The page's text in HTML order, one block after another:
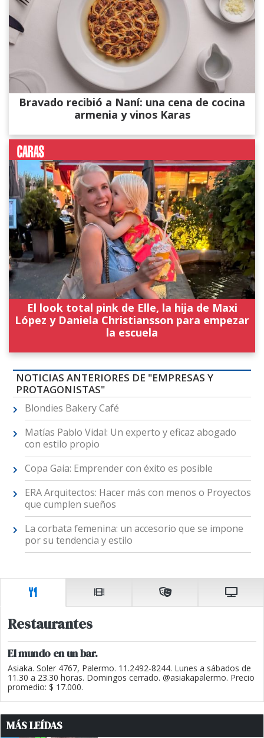
Bravado recibió a Naní: una cena de cocina
armenia y vinos Karas
El look total pink de Elle, la hija de Maxi
López y Daniela Christiansson para empezar
la escuela
NOTICIAS ANTERIORES DE "EMPRESAS Y
PROTAGONISTAS"
Blondies Bakery Café
Matías Pablo Vidal: Un experto y eficaz abogado
con estilo propio
Copa Gaia: Emprender con éxito es posible
ERA Arquitectos: Hacer más con menos o Proyectos
que cumplen sueños
La corbata femenina: un accesorio que se impone
por su tendencia y estilo
Restaurantes
El mundo en un bar.
Asiaka. Soler 4767, Palermo. 11.2492-8244. Lunes a sábados de
11.30 a 23.30 horas. Domingos cerrado. @asiakapalermo. Precio
promedio: $ 17.000.
MÁS LEÍDAS